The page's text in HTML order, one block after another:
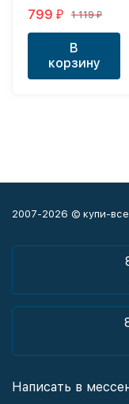
799 ₽ 1 119₽
В
корзину
2007-2026 © купи-
Написать в